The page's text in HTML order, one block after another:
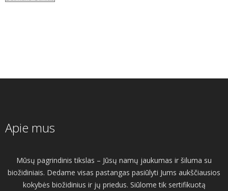
Apie mus
Mūsų pagrindinis tikslas – Jūsų namų jaukumas ir šiluma su
biožidiniais. Dedame visas pastangas pasiūlyti Jums aukščiausios
kokybės biožidinius ir jų priedus. Siūlome tik sertifikuotą